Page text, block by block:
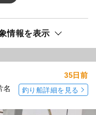
情報を表示
名
35日前
釣り船詳細を見る